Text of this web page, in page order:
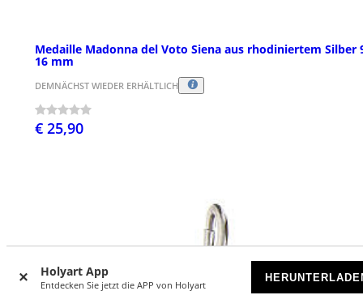
Holyart App
Entdecken Sie jetzt die APP von Holyart
Medaille Madonna del Voto Siena aus rhodiniertem Silber
16 mm
DEMNÄCHST WIEDER ERHÄLTLICH
€ 25,90